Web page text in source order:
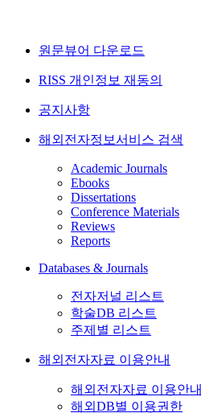
원문뷰어 다운로드
RISS 개인정보 재동의
공지사항
해외전자정보서비스 검색
Academic Journals
Ebooks
Dissertations
Conference Materials
Reviews
Reports
Databases & Journals
전자저널 리스트
학술DB 리스트
주제별 리스트
해외전자자료 이용안내
해외전자자료 이용안내
해외DB별 이용권한